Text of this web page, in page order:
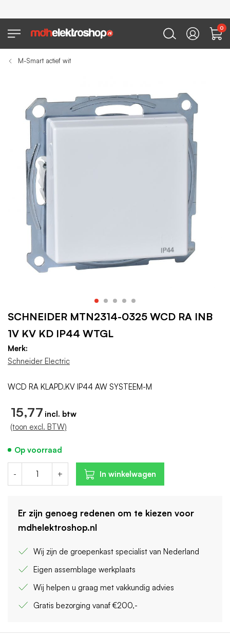
0
M-Smart actief wit
SCHNEIDER MTN2314-0325 WCD RA INB
1V KV KD IP44 WTGL
Merk:
Schneider Electric
15,77
(toon excl. BTW)
- + In winkelwagen
Er zijn genoeg redenen om te kiezen voor
mdhelektroshop.nl
Wij zijn de groepenkast specialist van Nederland
Eigen assemblage werkplaats
Wij helpen u graag met vakkundig advies
Gratis bezorging vanaf €200,-
Op voorraad
WCD RA KLAPD.KV IP44 AW SYSTEEM-M